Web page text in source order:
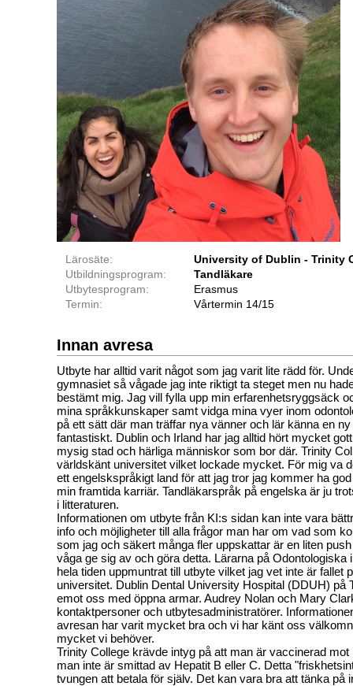
Lärosäte:
University of Dublin - Trinity
Utbildningsprogram:
Tandläkare
Utbytesprogram:
Erasmus
Termin:
Vårtermin 14/15
Innan avresa
Utbyte har alltid varit något som jag varit lite rädd för.
gymnasiet så vågade jag inte riktigt ta steget men nu
bestämt mig. Jag vill fylla upp min erfarenhetsryggsäck
mina språkkunskaper samt vidga mina vyer inom
på ett sätt där man träffar nya vänner och lär känna en
fantastiskt. Dublin och Irland har jag alltid hört mycket
mysig stad och härliga människor som bor där. Trinity
världskänt universitet vilket lockade mycket. För mig va
ett engelskspråkigt land för att jag tror jag kommer ha
min framtida karriär. Tandläkarspråk på engelska är ju
i litteraturen.
Informationen om utbyte från KI:s sidan kan inte vara
info och möjligheter till alla frågor man har om vad som
som jag och säkert många fler uppskattar är en liten
våga ge sig av och göra detta. Lärarna på Odontologiska
hela tiden uppmuntrat till utbyte vilket jag vet inte är fallet
universitet. Dublin Dental University Hospital (DDUH) på
emot oss med öppna armar. Audrey Nolan och Mary
kontaktpersoner och utbytesadministratörer.
avresan har varit mycket bra och vi har känt oss
mycket vi behöver.
Trinity College krävde intyg på att man är vaccinerad mot
man inte är smittad av Hepatit B eller C. Detta
tvungen att betala för själv. Det kan vara bra att tänka på